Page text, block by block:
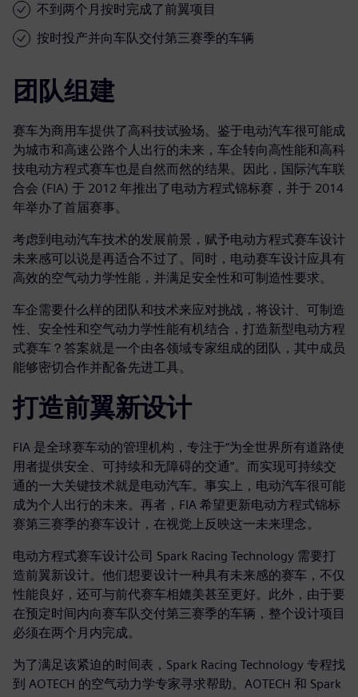
不到两个月按时完成了前翼项目
按时投产并向车队交付第三赛季的车辆
团队组建
赛车为商用车提供了高科技试验场。鉴于电动汽车很可能成
为城市和高速公路个人出行的未来，车企转向高性能和高科
技电动方程式赛车也是自然而然的结果。因此，国际汽车联
合会 (FIA) 于 2012 年推出了电动方程式锦标赛，并于 2014
年举办了首届赛事。
考虑到电动汽车技术的发展前景，赋予电动方程式赛车设计
未来感可以说是再适合不过了。同时，电动赛车设计应具有
高效的空气动力学性能，并满足安全性和可制造性要求。
车企需要什么样的团队和技术来应对挑战，将设计、可制造
性、安全性和空气动力学性能有机结合，打造新型电动方程
式赛车？答案就是一个由各领域专家组成的团队，其中成员
能够密切合作并配备先进工具。
打造前翼新设计
FIA 是全球赛车动的管理机构，专注于“为全世界所有道路使
用者提供安全、可持续和无障碍的交通”。而实现可持续交
通的一大关键技术就是电动汽车。事实上，电动汽车很可能
成为个人出行的未来。再者，FIA 希望更新电动方程式锦标
赛第三赛季的赛车设计，在视觉上反映这一未来理念。
电动方程式赛车设计公司 Spark Racing Technology 需要打
造前翼新设计。他们想要设计一种具有未来感的赛车，不仅
性能良好，还可与前代赛车相媲美甚至更好。此外，由于要
在预定时间内向赛车队交付第三赛季的车辆，整个设计项目
必须在两个月内完成。
为了满足该紧迫的时间表，Spark Racing Technology 专程找
到 AOTECH 的空气动力学专家寻求帮助。AOTECH 和 Spark